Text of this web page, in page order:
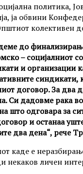
политика,
ја обвини
колективен
до
– социјалниот
и организации
договор. За два
Си дадовме рака
што одговара за
и останаа
два дена“, рече
каде е
некаков личен